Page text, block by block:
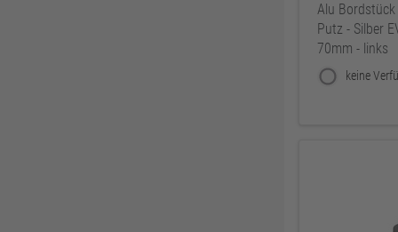
Alu
Putz - Silber
70mm - links